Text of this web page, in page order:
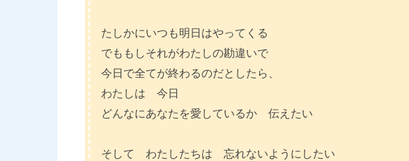
たしかにいつも明日はやってくる
でももしそれがわたしの勘違いで
今日で全てが終わるのだとしたら、
わたしは 今日
どんなにあなたを愛しているか 伝えたい
そして わたしたちは 忘れないようにしたい